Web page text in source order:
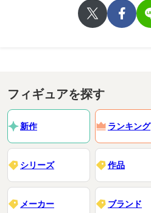
フィギュアを探す
新作 ランキング
シリーズ 作品
メーカー ブランド